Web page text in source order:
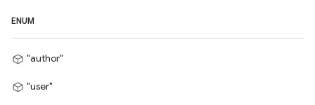
ENUM
"author"
"user"